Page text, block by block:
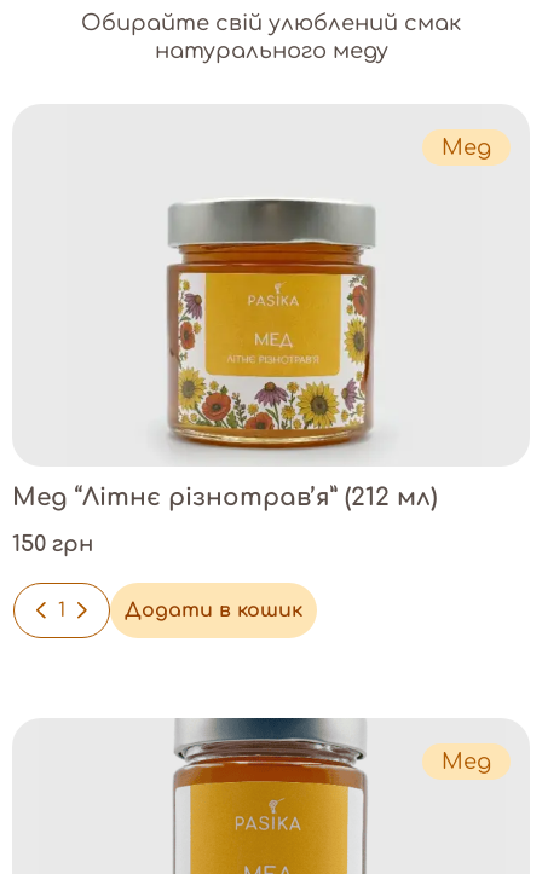
Обирайте свій улюблений смак
натурального меду
Мед
Мед “Літнє різнотрав’я” (212 мл)
150 грн
- + Додати в кошик
Мед